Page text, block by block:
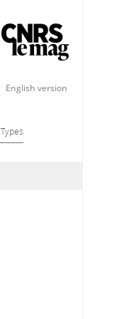
English version
Types